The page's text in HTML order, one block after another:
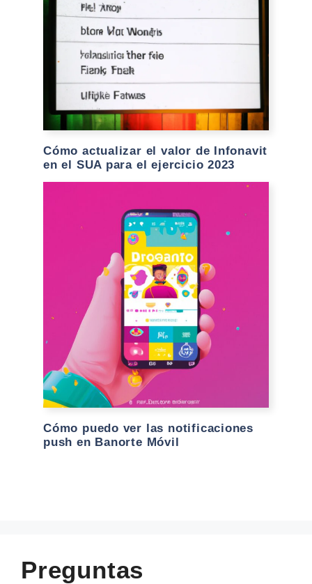
Cómo actualizar el valor de Infonavit
en el SUA para el ejercicio 2023
Cómo puedo ver las notificaciones
push en Banorte Móvil
Preguntas